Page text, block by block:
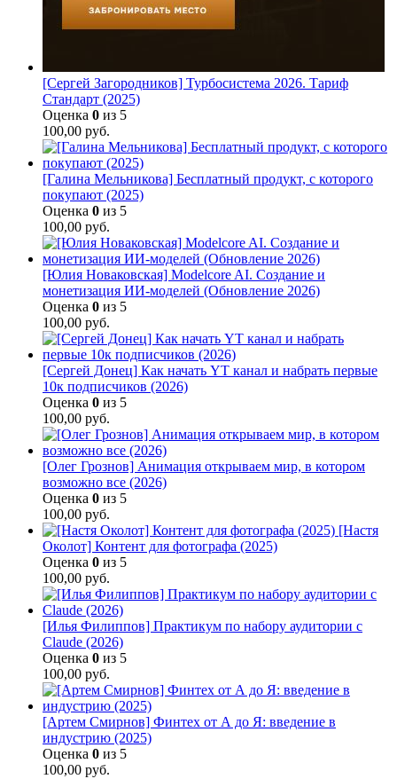
[Сергей Загородников] Турбосистема 2026. Тариф
Стандарт (2025)
Оценка 0 из 5
100,00 руб.
[Галина Мельникова] Бесплатный продукт, с которого
покупают (2025)
Оценка 0 из 5
100,00 руб.
[Юлия Новаковская] Modelcore AI. Создание и
монетизация ИИ-моделей (Обновление 2026)
Оценка 0 из 5
100,00 руб.
[Сергей Донец] Как начать YT канал и набрать первые
10к подписчиков (2026)
Оценка 0 из 5
100,00 руб.
[Олег Грознов] Анимация открываем мир, в котором
возможно все (2026)
Оценка 0 из 5
100,00 руб.
[Настя
Околот] Контент для фотографа (2025)
Оценка 0 из 5
100,00 руб.
[Илья Филиппов] Практикум по набору аудитории с
Claude (2026)
Оценка 0 из 5
100,00 руб.
[Артем Смирнов] Финтех от А до Я: введение в
индустрию (2025)
Оценка 0 из 5
100,00 руб.